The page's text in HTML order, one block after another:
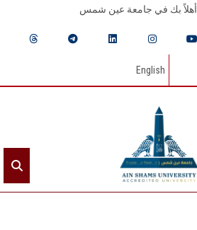
أهلاً بك في جامعة عين شمس
English